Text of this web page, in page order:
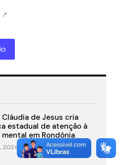
Cláudia de Jesus cria
estadual de atenção à
em Rondônia
2026